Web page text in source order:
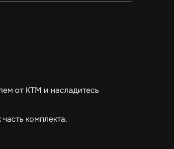
от KTM и насладитесь
комплекта.